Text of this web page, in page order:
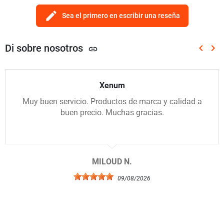
edit Sea el primero en escribir una reseña
Di sobre nosotros link keyboard_arrow_left keyboard_arrow_right
Xenum
Muy buen servicio. Productos de marca y calidad a
buen precio. Muchas gracias.
MILOUD N.
09/08/2026